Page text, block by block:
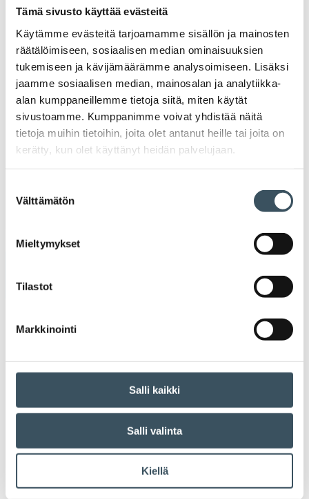
Tämä sivusto käyttää evästeitä
Käytämme evästeitä tarjoamamme sisällön ja mainosten
räätälöimiseen, sosiaalisen median ominaisuuksien
tukemiseen ja kävijämäärämme analysoimiseen. Lisäksi
jaamme sosiaalisen median, mainosalan ja analytiikka-
alan kumppaneillemme tietoja siitä, miten käytät
sivustoamme. Kumppanimme voivat yhdistää näitä
tietoja muihin tietoihin, joita olet antanut heille tai joita on
kerätty, kun olet käyttänyt heidän palvelujaan.
valinta
Välttämätön
Mieltymykset
Tilastot
Markkinointi
Salli kaikki
Salli valinta
Kiellä
Kannattavakauppa.fi
Tarinoita kaupan alalta
Ajankohtaista Kaupan liitossa
Julkaisut
Medialle
Seuraa toimintaamme
2022
2021